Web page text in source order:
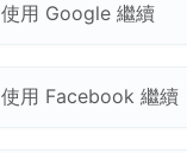
使用 Google 繼續
使用 Facebook 繼續